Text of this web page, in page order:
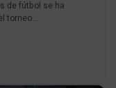
de fútbol se ha
torneo...